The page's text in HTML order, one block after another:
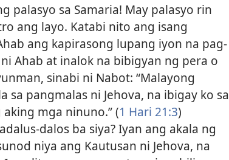
palasyo sa Samaria! May palasyo rin
ang layo. Katabi nito ang isang
ang kapirasong lupang iyon na pag-
Ahab at inalok na bibigyan ng pera o
sinabi ni Nabot: “Malayong
sa pangmalas ni Jehova, na ibigay ko sa
mga ninuno.” (1 Hari 21:3)
dalos ba siya? Iyan ang akala ng
niya ang Kautusan ni Jehova, na